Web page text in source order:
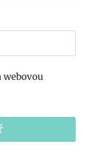
webovou